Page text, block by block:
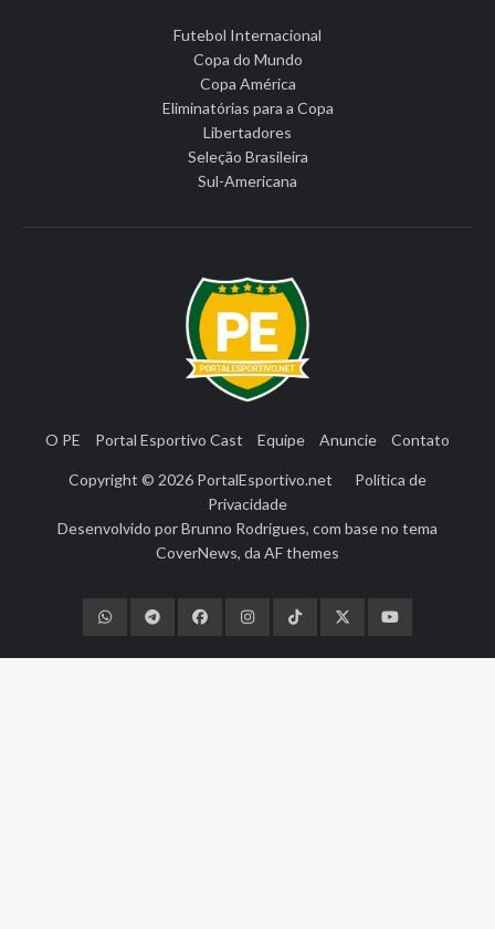
Futebol Internacional
Copa do Mundo
Copa América
Eliminatórias para a Copa
Libertadores
Seleção Brasileira
Sul-Americana
O PE Portal Esportivo Cast Equipe Anuncie Contato
Copyright © 2026 PortalEsportivo.net
Política de
Privacidade
Desenvolvido porBrunno Rodrigues, com base no tema
CoverNews, da AF themes